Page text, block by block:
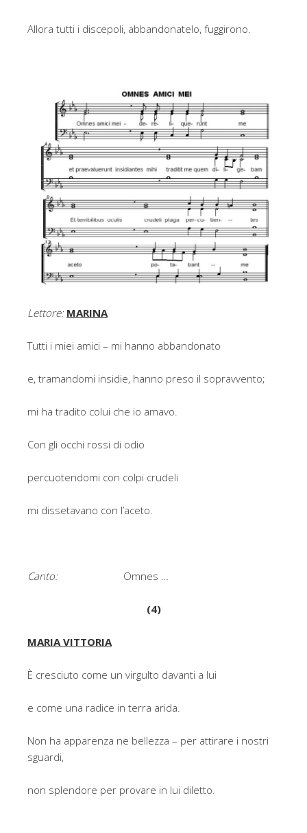
Allora tutti i discepoli, abbandonatelo, fuggirono.
Lettore: MARINA
Tutti i miei amici – mi hanno abbandonato
e, tramandomi insidie, hanno preso il sopravvento;
mi ha tradito colui che io amavo.
Con gli occhi rossi di odio
percuotendomi con colpi crudeli
mi dissetavano con l’aceto.
Canto: Omnes …
(4)
MARIA VITTORIA
È cresciuto come un virgulto davanti a lui
e come una radice in terra arida.
Non ha apparenza ne bellezza – per attirare i nostri
sguardi,
non splendore per provare in lui diletto.